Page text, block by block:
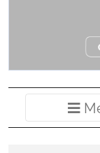
Ministério de Minas e
Ministério da Ciência,